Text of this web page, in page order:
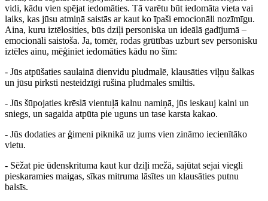
vidi, kādu vien spējat iedomāties. Tā varētu būt iedomāta vieta vai
laiks, kas jūsu atmiņā saistās ar kaut ko īpaši emocionāli nozīmīgu.
Aina, kuru iztēlosities, būs dziļi personiska un ideālā gadījumā –
emocionāli saistoša. Ja, tomēr, rodas grūtības uzburt sev personisku
iztēles ainu, mēģiniet iedomāties kādu no šīm:
- Jūs atpūšaties saulainā dienvidu pludmalē, klausāties viļņu šalkas
un jūsu pirksti nesteidzīgi rušina pludmales smiltis.
- Jūs šūpojaties krēslā vientuļā kalnu namiņā, jūs ieskauj kalni un
sniegs, un sagaida atpūta pie uguns un tase karsta kakao.
- Jūs dodaties ar ģimeni piknikā uz jums vien zināmo iecienītāko
vietu.
- Sēžat pie ūdenskrituma kaut kur dziļi mežā, sajūtat sejai viegli
pieskaramies maigas, sīkas mitruma lāsītes un klausāties putnu
balsīs.